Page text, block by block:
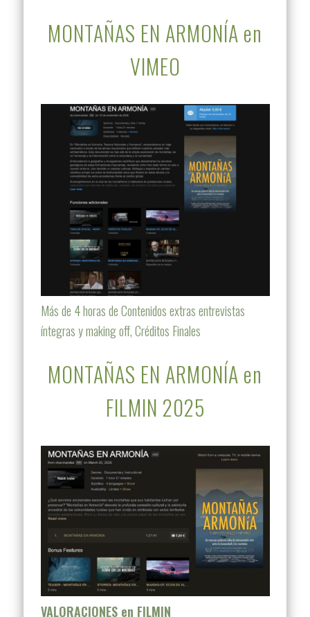
MONTAÑAS EN ARMONÍA en
VIMEO
Más de 4 horas de Contenidos extras entrevistas
íntegras y making off, Créditos Finales
MONTAÑAS EN ARMONÍA en
FILMIN 2025
VALORACIONES en FILMIN